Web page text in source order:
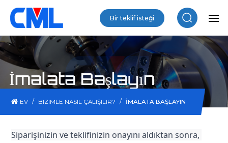
Bir teklif isteği
İmalata Başlayın
EV / BIZIMLE NASIL ÇALIŞILIR? / İMALATA BAŞLAYIN
Siparişinizin ve teklifinizin onayını aldıktan sonra,